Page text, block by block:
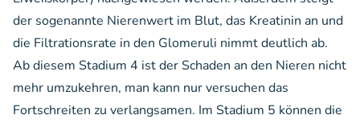
der sogenannte Nierenwert im Blut, das Kreatinin an und
die Filtrationsrate in den Glomeruli nimmt deutlich ab.
Ab diesem Stadium 4 ist der Schaden an den Nieren nicht
mehr umzukehren, man kann nur versuchen das
Fortschreiten zu verlangsamen. Im Stadium 5 können die